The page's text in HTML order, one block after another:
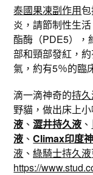
泰國果凍副作用
炎，請節制性生
酯酶（PDE5），
部和頸部發紅，
氣，約有5％的臨
滴一滴神奇的持
野貓，做出床上
液 、澀井持久液 、
液 、Climax印度
液 、綠騎士持久液
https://